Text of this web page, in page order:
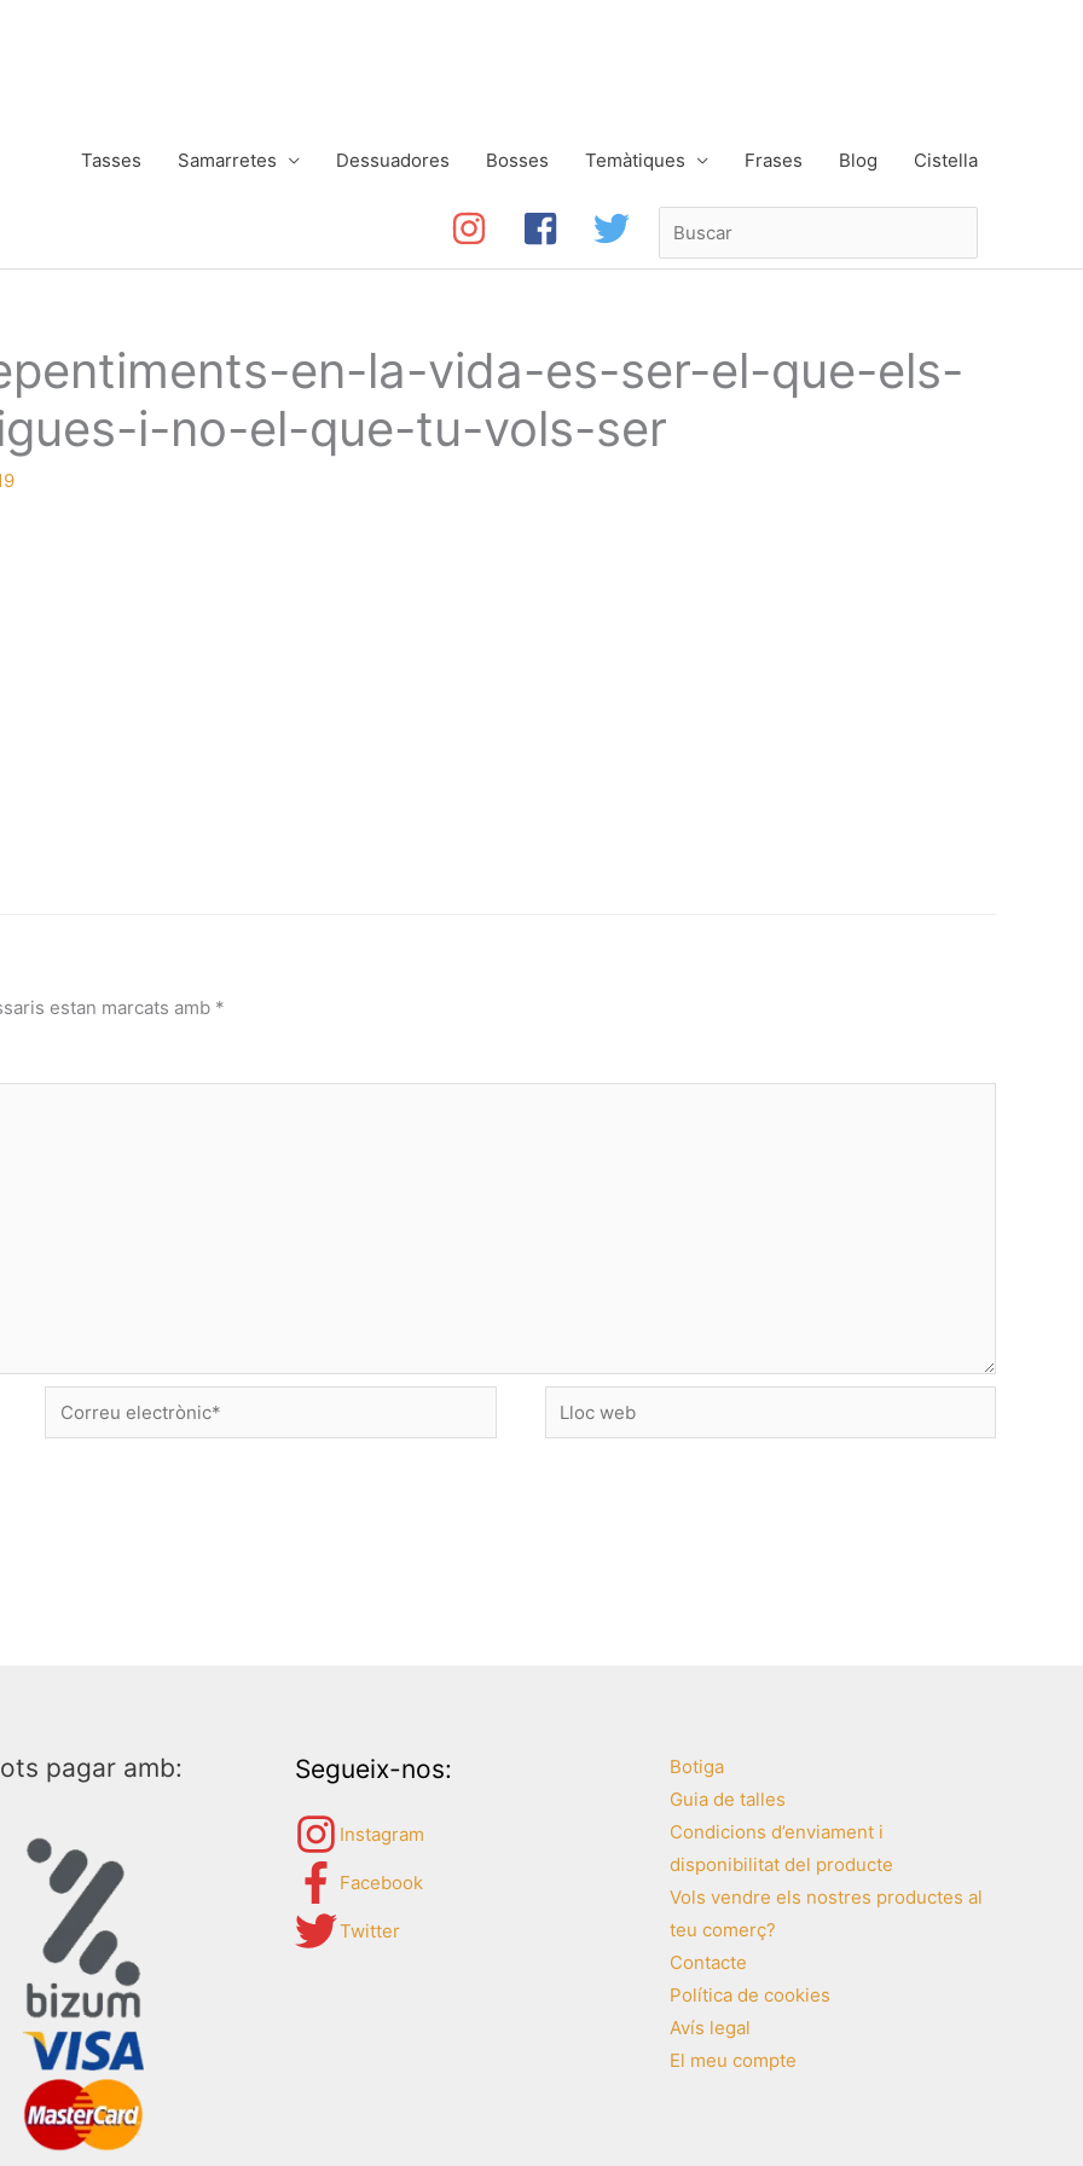
Tasses Samarretes Dessuadores Bosses Temàtiques Frases Blog Cistella
en-la-vida-es-ser-el-que-els-
i-no-el-que-tu-vols-ser
estan marcats amb *
Correu
electrònic*
Lloc
web
pagar amb: Segueix-nos:
Instagram
Facebook
Twitter
Botiga
Guia de talles
Condicions d’enviament i
disponibilitat del producte
Vols vendre els nostres productes al
teu comerç?
Contacte
Política de cookies
Avís legal
El meu compte